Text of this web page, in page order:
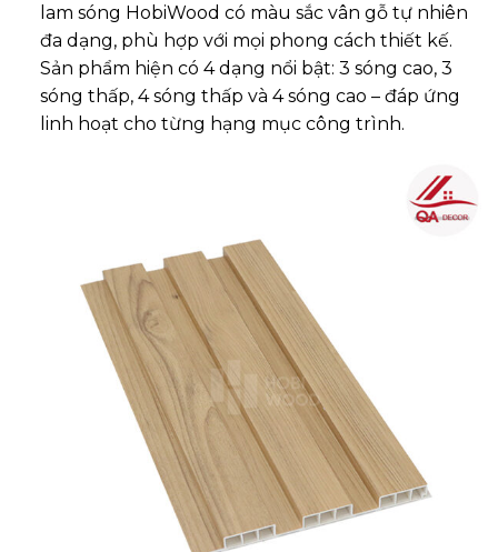
lam sóng HobiWood có màu sắc vân gỗ tự nhiên
đa dạng, phù hợp với mọi phong cách thiết kế.
Sản phẩm hiện có 4 dạng nổi bật: 3 sóng cao, 3
sóng thấp, 4 sóng thấp và 4 sóng cao – đáp ứng
linh hoạt cho từng hạng mục công trình.